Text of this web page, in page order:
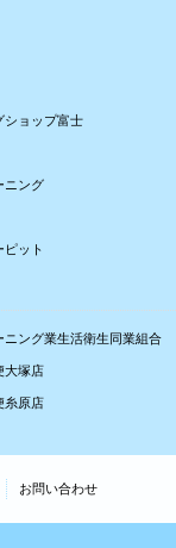
ショップ富士
ニング
ピット
ニング業生活衛生同業組合
大塚店
糸原店
お問い合わせ